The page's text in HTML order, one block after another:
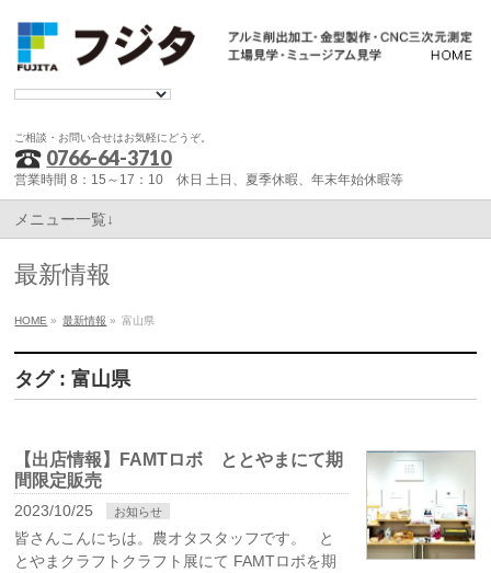
ご相談・お問い合せはお気軽にどうぞ。
0766-64-3710
営業時間 8：15～17：10 休日 土日、夏季休暇、年末年始休暇等
メニュー一覧↓
最新情報
HOME » 最新情報 » 富山県
タグ : 富山県
【出店情報】FAMTロボ ととやまにて期
間限定販売
2023/10/25 お知らせ
皆さんこんにちは。農オタスタッフです。 と
とやまクラフトクラフト展にて FAMTロボを期